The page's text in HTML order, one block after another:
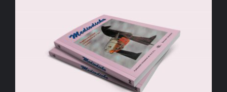
AÑADIR AL CARRITO / DETALLES